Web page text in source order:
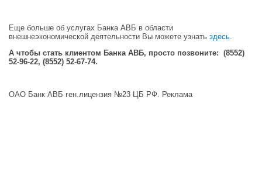
Еще больше об услугах Банка АВБ в области
внешнеэкономической деятельности Вы можете узнать здесь
А чтобы стать клиентом Банка АВБ, просто позвоните: (8552)
52-96-22, (8552) 52-67-74.
ОАО Банк АВБ ген.лицензия №23 ЦБ РФ. Реклама